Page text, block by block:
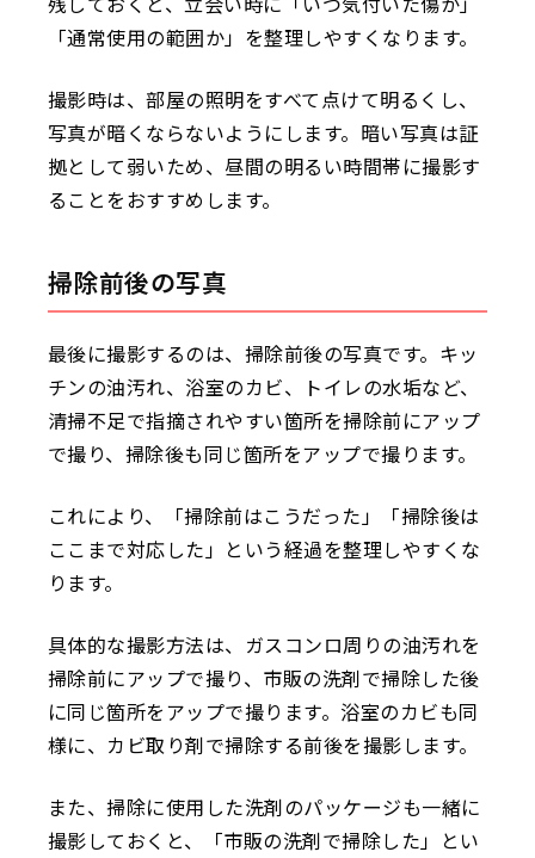
「通常使用の範囲か」を整理しやすくなります。
撮影時は、部屋の照明をすべて点けて明るくし、
写真が暗くならないようにします。暗い写真は証
拠として弱いため、昼間の明るい時間帯に撮影す
ることをおすすめします。
掃除前後の写真
最後に撮影するのは、掃除前後の写真です。キッ
チンの油汚れ、浴室のカビ、トイレの水垢など、
清掃不足で指摘されやすい箇所を掃除前にアップ
で撮り、掃除後も同じ箇所をアップで撮ります。
これにより、「掃除前はこうだった」「掃除後は
ここまで対応した」という経過を整理しやすくな
ります。
具体的な撮影方法は、ガスコンロ周りの油汚れを
掃除前にアップで撮り、市販の洗剤で掃除した後
に同じ箇所をアップで撮ります。浴室のカビも同
様に、カビ取り剤で掃除する前後を撮影します。
また、掃除に使用した洗剤のパッケージも一緒に
撮影しておくと、「市販の洗剤で掃除した」とい